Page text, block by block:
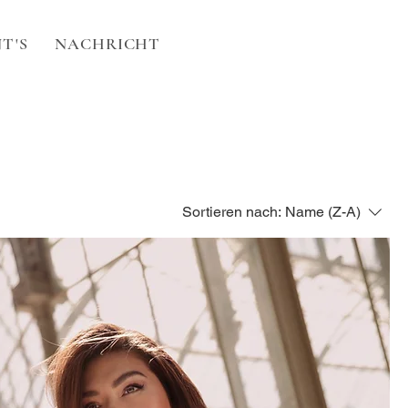
NACHRICHT
Sortieren nach: Name (Z-A)